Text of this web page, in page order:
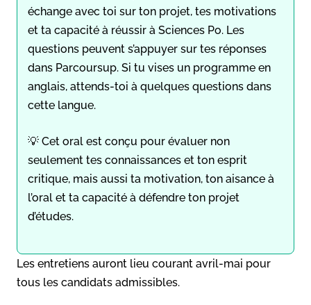
échange avec toi sur ton projet, tes motivations
et ta capacité à réussir à Sciences Po. Les
questions peuvent s’appuyer sur tes réponses
dans Parcoursup. Si tu vises un programme en
anglais, attends-toi à quelques questions dans
cette langue.
💡 Cet oral est conçu pour évaluer non
seulement tes connaissances et ton esprit
critique, mais aussi ta motivation, ton aisance à
l’oral et ta capacité à défendre ton projet
d’études.
Les entretiens auront lieu courant avril-mai pour
tous les candidats admissibles.